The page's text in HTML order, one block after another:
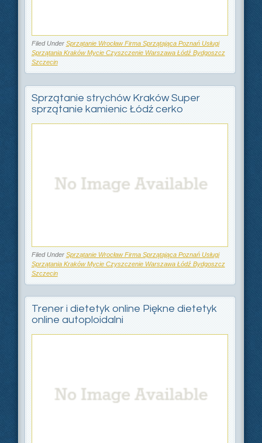
Filed Under Sprzątanie Wrocław Firma Sprzątająca Poznań Usługi
Sprzątania Kraków Mycie Czyszczenie Warszawa Łódź Bydgoszcz
Szczecin
Sprzątanie strychów Kraków Super
sprzątanie kamienic Łódź cerko
Filed Under Sprzątanie Wrocław Firma Sprzątająca Poznań Usługi
Sprzątania Kraków Mycie Czyszczenie Warszawa Łódź Bydgoszcz
Szczecin
Trener i dietetyk online Piękne dietetyk
online autoploidalni